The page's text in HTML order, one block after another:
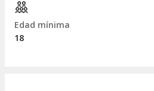
Edad mínima
18